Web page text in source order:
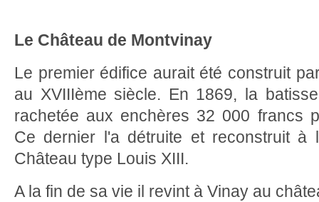
Le Château de Montvinay
Le premier édifice aurait été construit
au XVIIIème siècle. En 1869, la
rachetée aux enchères 32 000 francs
Ce dernier l'a détruite et reconstruit à
Château type Louis XIII.
A la fin de sa vie il revint à Vinay au